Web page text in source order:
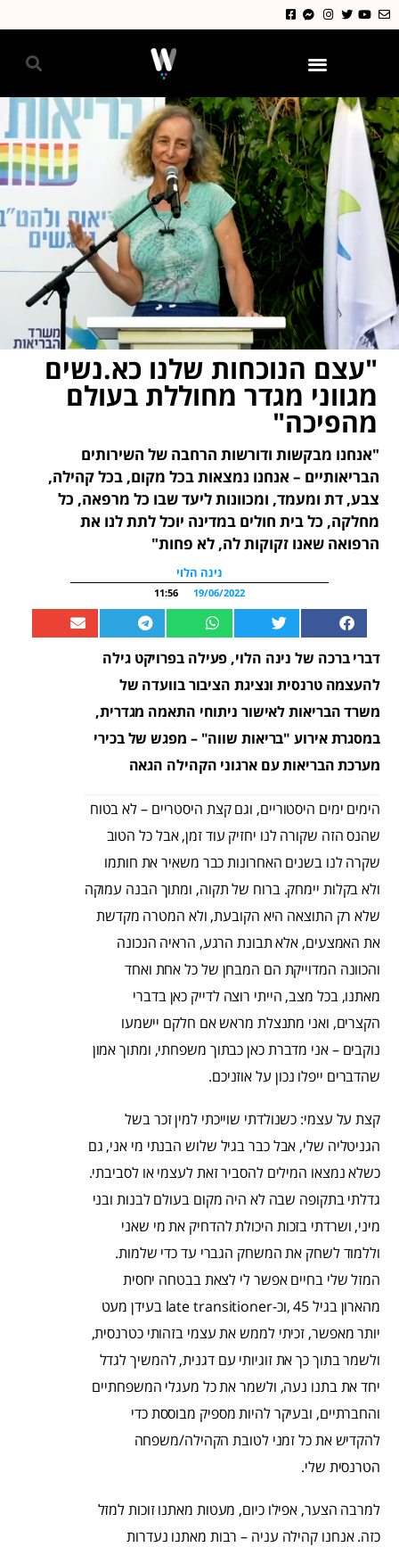
"עצם הנוכחות שלנו כא.נשים
מגווני מגדר מחוללת בעולם
מהפיכה"
"אנחנו מבקשות ודורשות הרחבה של השירותים
הבריאותיים – אנחנו נמצאות בכל מקום, בכל קהילה,
צבע, דת ומעמד, ומכוונות ליעד שבו כל מרפאה, כל
מחלקה, כל בית חולים במדינה יוכל לתת לנו את
הרפואה שאנו זקוקות לה, לא פחות"
נינה הלוי
19/06/2022
11:56
דברי ברכה של נינה הלוי, פעילה בפרויקט גילה
להעצמה טרנסית ונציגת הציבור בוועדה של
משרד הבריאות לאישור ניתוחי התאמה מגדרית,
במסגרת אירוע "בריאות שווה" – מפגש של בכירי
מערכת הבריאות עם ארגוני הקהילה הגאה
הימים ימים היסטוריים, וגם קצת היסטריים – לא בטוח
שהנס הזה שקורה לנו יחזיק עוד זמן, אבל כל הטוב
שקרה לנו בשנים האחרונות כבר משאיר את חותמו
ולא בקלות יימחק. ברוח של תקוה, ומתוך הבנה עמוקה
שלא רק התוצאה היא הקובעת, ולא המטרה מקדשת
את האמצעים, אלא תבונת הרגע, הראיה הנכונה
והכוונה המדוייקת הם המבחן של כל אחת ואחד
מאתנו, בכל מצב, הייתי רוצה לדייק כאן בדברי
הקצרים, ואני מתנצלת מראש אם חלקם יישמעו
נוקבים – אני מדברת כאן כבתוך משפחתי, ומתוך אמון
שהדברים ייפלו נכון על אוזניכם.
קצת על עצמי: כשנולדתי שוייכתי למין זכר בשל
הגניטליה שלי, אבל כבר בגיל שלוש הבנתי מי אני, גם
כשלא נמצאו המילים להסביר זאת לעצמי או לסביבתי.
גדלתי בתקופה שבה לא היה מקום בעולם לבנות ובני
מיני, ושרדתי בזכות היכולת להדחיק את מי שאני
וללמוד לשחק את המשחק הגברי עד כדי שלמות.
המזל שלי בחיים אפשר לי לצאת בבטחה יחסית
מהארון בגיל 45 ,וכ-late transitioner בעידן מעט
יותר מאפשר, זכיתי לממש את עצמי בזהותי כטרנסית,
ולשמר בתוך כך את זוגיותי עם דגנית, להמשיך לגדל
יחד את בתנו נעה, ולשמר את כל מעגלי המשפחתיים
והחברתיים, ובעיקר להיות מספיק מבוססת כדי
להקדיש את כל זמני לטובת הקהילה/משפחה
הטרנסית שלי.
למרבה הצער, אפילו כיום, מעטות מאתנו זוכות למזל
כזה. אנחנו קהילה עניה – רבות מאתנו נעדרות